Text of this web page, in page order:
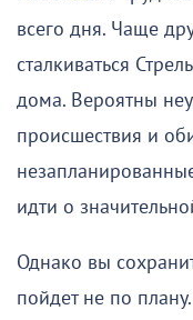
всего дня. Чаще
сталкиваться
дома. Вероятны
происшествия и
идти о
Однако вы
пойдет не по